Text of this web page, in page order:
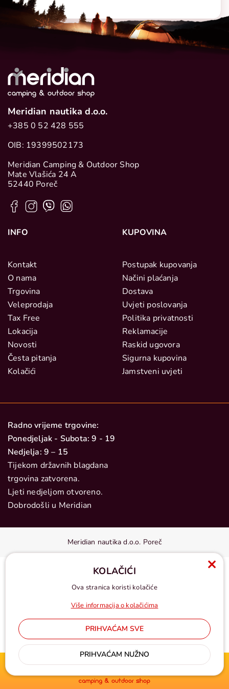
Meridian nautika d.o.o.
+385 0 52 428 555
OIB: 19399502173
Meridian Camping & Outdoor Shop
Mate Vlašića 24 A
52440 Poreč
INFO
Kontakt
O nama
Trgovina
Veleprodaja
Tax Free
Lokacija
Novosti
Česta pitanja
Kolačići
KUPOVINA
Postupak kupovanja
Načini plaćanja
Dostava
Uvjeti poslovanja
Politika privatnosti
Reklamacije
Raskid ugovora
Sigurna kupovina
Jamstveni uvjeti
Radno vrijeme trgovine:
Ponedjeljak - Subota: 9 - 19
Nedjelja: 9 – 15
Tijekom državnih blagdana
trgovina zatvorena.
Ljeti nedjeljom otvoreno.
Dobrodošli u Meridian
Meridian nautika d.o.o. Poreč
Cijene u eurima, pdv uključen
KOLAČIĆI
Ova stranica koristi kolačiće
Više informacija o kolačićima
PRIHVAĆAM SVE
PRIHVAĆAM NUŽNO